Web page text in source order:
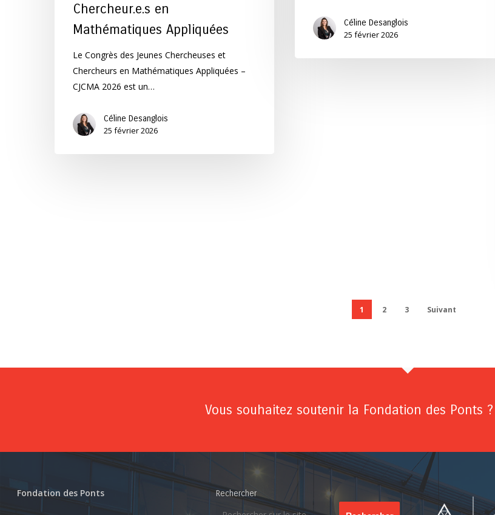
Chercheur.e.s en
Mathématiques Appliquées
Le Congrès des Jeunes Chercheuses et
Chercheurs en Mathématiques Appliquées –
CJCMA 2026 est un…
Céline Desanglois
25 février 2026
Céline Desanglois
25 février 2026
1 2 3 Suivant
Vous souhaitez soutenir la Fondation des Ponts ?
Fondation des Ponts Rechercher